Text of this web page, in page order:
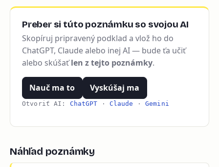
Preber si túto poznámku so svojou AI
Skopíruj pripravený podklad a vlož ho do
ChatGPT, Claude alebo inej AI — bude ťa učiť
alebo skúšaťlen z tejto poznámky.
Nauč ma to Vyskúšaj ma
Otvoriť AI: ChatGPT · Claude ·Gemini
Náhľad poznámky